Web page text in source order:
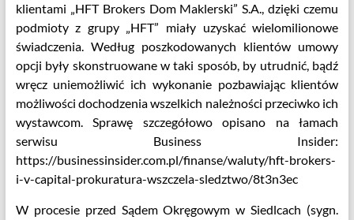
klientami „HFT Brokers Dom Maklerski” S.A., dzięki czemu
podmioty z grupy „HFT” miały uzyskać wielomilionowe
świadczenia. Według poszkodowanych klientów umowy
opcji były skonstruowane w taki sposób, by utrudnić, bądź
wręcz uniemożliwić ich wykonanie pozbawiając klientów
możliwości dochodzenia wszelkich należności przeciwko ich
wystawcom. Sprawę szczegółowo opisano na łamach
serwisu Business Insider:
https://businessinsider.com.pl/finanse/waluty/hft-brokers-
i-v-capital-prokuratura-wszczela-sledztwo/8t3n3ec
W procesie przed Sądem Okręgowym w Siedlcach (sygn.